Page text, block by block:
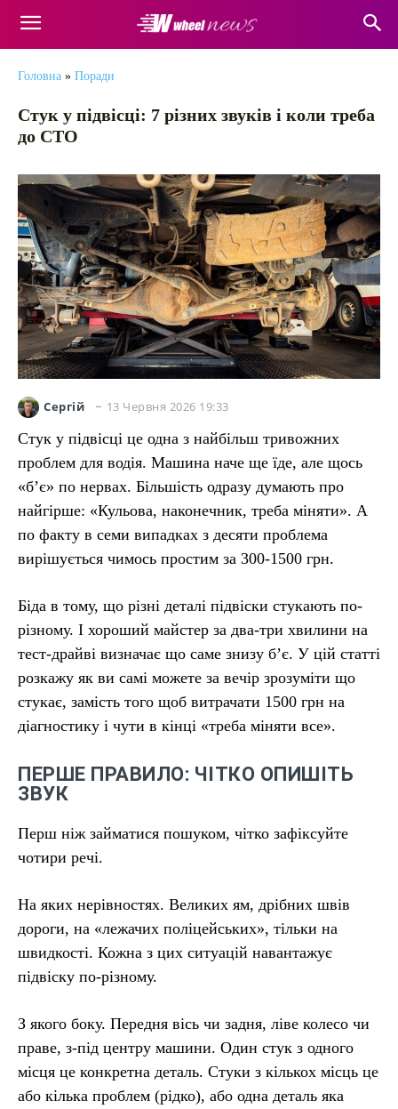
Головна » Поради
Стук у підвісці: 7 різних звуків і коли треба
до СТО
Сергій 13 Червня 2026 19:33
Стук у підвісці це одна з найбільш тривожних
проблем для водія. Машина наче ще їде, але щось
«б’є» по нервах. Більшість одразу думають про
найгірше: «Кульова, наконечник, треба міняти». А
по факту в семи випадках з десяти проблема
вирішується чимось простим за 300-1500 грн.
Біда в тому, що різні деталі підвіски стукають по-
різному. І хороший майстер за два-три хвилини на
тест-драйві визначає що саме знизу б’є. У цій статті
розкажу як ви самі можете за вечір зрозуміти що
стукає, замість того щоб витрачати 1500 грн на
діагностику і чути в кінці «треба міняти все».
ПЕРШЕ ПРАВИЛО: ЧІТКО ОПИШІТЬ
ЗВУК
Перш ніж займатися пошуком, чітко зафіксуйте
чотири речі.
На яких нерівностях. Великих ям, дрібних швів
дороги, на «лежачих поліцейських», тільки на
швидкості. Кожна з цих ситуацій навантажує
підвіску по-різному.
З якого боку. Передня вісь чи задня, ліве колесо чи
праве, з-під центру машини. Один стук з одного
місця це конкретна деталь. Стуки з кількох місць це
або кілька проблем (рідко), або одна деталь яка